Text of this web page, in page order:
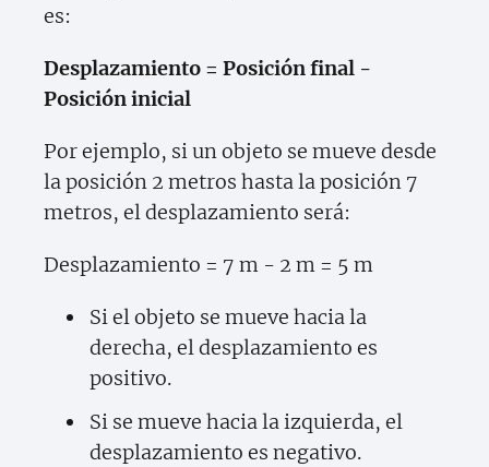
es:
Desplazamiento = Posición final -
Posición inicial
Por ejemplo, si un objeto se mueve desde
la posición 2 metros hasta la posición 7
metros, el desplazamiento será:
Desplazamiento = 7 m - 2 m = 5 m
Si el objeto se mueve hacia la
derecha, el desplazamiento es
positivo.
Si se mueve hacia la izquierda, el
desplazamiento es negativo.